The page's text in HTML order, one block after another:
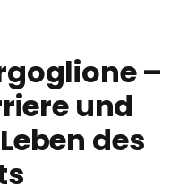
–
und
des